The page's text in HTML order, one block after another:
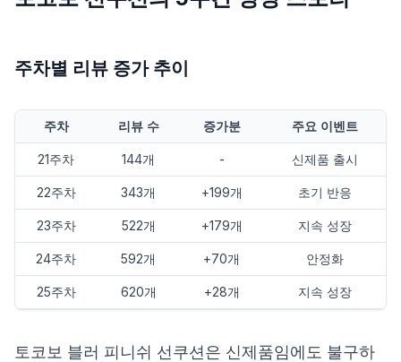
주차별 리뷰 증가 추이
주차 리뷰 수 증가분 주요 이벤트
21주차 144개 - 신제품 출시
22주차 343개 +199개 초기 반응
23주차 522개 +179개 지속 성장
24주차 592개 +70개 안정화
25주차 620개 +28개 지속 성장
토코보 블러 피니쉬 선쿠션은 신제품임에도 불구하